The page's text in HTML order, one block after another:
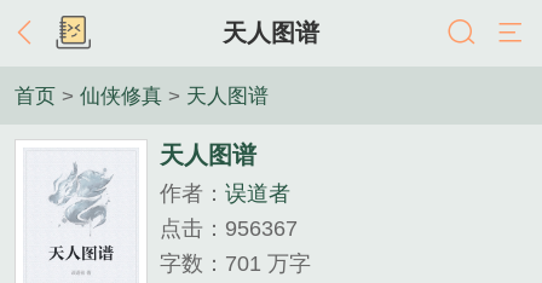
天人图谱
首页 > 仙侠修真 > 天人图谱
天人图谱
作者： 误道者
点击：956367
字数：701 万字